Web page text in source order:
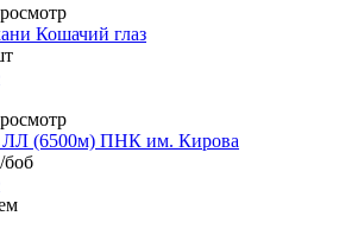
Кошачий глаз
ЛЛ (6500м) ПНК им. Кирова
/боб